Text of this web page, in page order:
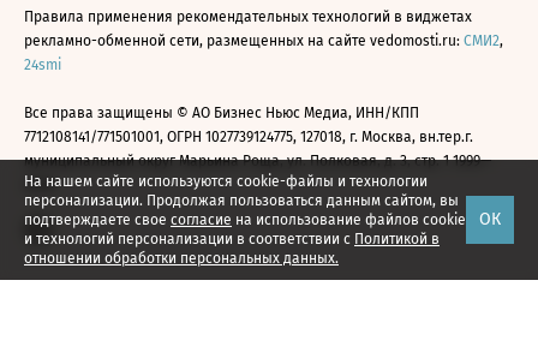
На нашем сайте используются cookie-файлы и технологии
персонализации. Продолжая пользоваться данным сайтом, вы
подтверждаете свое согласие на использование файлов cookie
и технологий персонализации в соответствии с Политикой в
отношении обработки персональных данных.
ОК
Правила применения рекомендательных технологий в виджетах
рекламно-обменной сети, размещенных на сайте vedomosti.ru: СМИ2,
24smi
Все права защищены © АО Бизнес Ньюс Медиа, ИНН/КПП
7712108141/771501001, ОГРН 1027739124775, 127018, г. Москва, вн.тер.г.
муниципальный округ Марьина Роща, ул. Полковая, д. 3, стр. 1 1999—
2026